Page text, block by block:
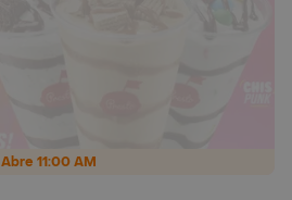
Abre 11:00 AM